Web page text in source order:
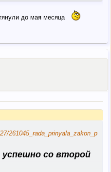
до мая месяца
261045_rada_prinyala_zakon_p
успешно со второй